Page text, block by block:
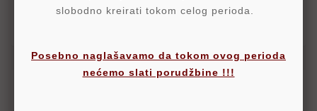
Politika Povraćaja
slobodno kreirati tokom celog perioda.
Posebno naglašavamo da tokom ovog perioda
nećemo slati porudžbine !!!